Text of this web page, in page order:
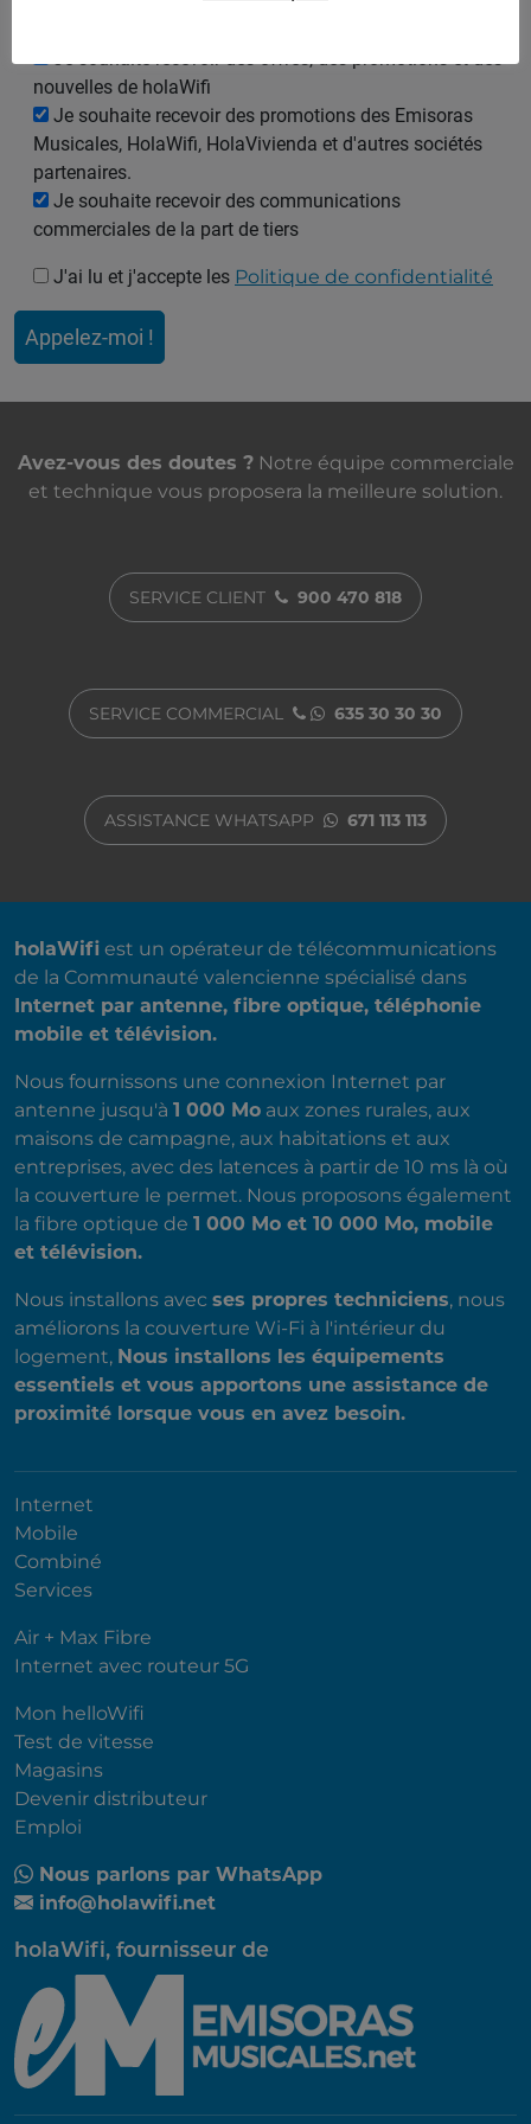
nouvelles de holaWifi
Je souhaite recevoir des promotions des Emisoras
Musicales, HolaWifi, HolaVivienda et d'autres sociétés
partenaires.
Je souhaite recevoir des communications
commerciales de la part de tiers
J'ai lu et j'accepte les Politique de confidentialité
Avez-vous des doutes ?Notre équipe commerciale
et technique vous proposera la meilleure solution.
SERVICE CLIENT 900 470 818
SERVICE COMMERCIAL 635 30 30 30
ASSISTANCE WHATSAPP 671 113 113
holaWifi est un opérateur de télécommunications
de la Communauté valencienne spécialisé dans
Internet par antenne, fibre optique, téléphonie
mobile et télévision.
Nous fournissons une connexion Internet par
antenne jusqu'à 1 000 Mo aux zones rurales, aux
maisons de campagne, aux habitations et aux
entreprises, avec des latences à partir de 10 ms là où
la couverture le permet. Nous proposons également
la fibre optique de 1 000 Mo et 10 000 Mo, mobile
et télévision.
Nous installons avec ses propres techniciens, nous
améliorons la couverture Wi-Fi à l'intérieur du
logement, Nous installons les équipements
essentiels et vous apportons une assistance de
proximité lorsque vous en avez besoin.
Internet
Mobile
Combiné
Services
Air + Max Fibre
Internet avec routeur 5G
Mon helloWifi
Test de vitesse
Magasins
Devenir distributeur
Emploi
Nous parlons par WhatsApp
info@holawifi.net
holaWifi, fournisseur de